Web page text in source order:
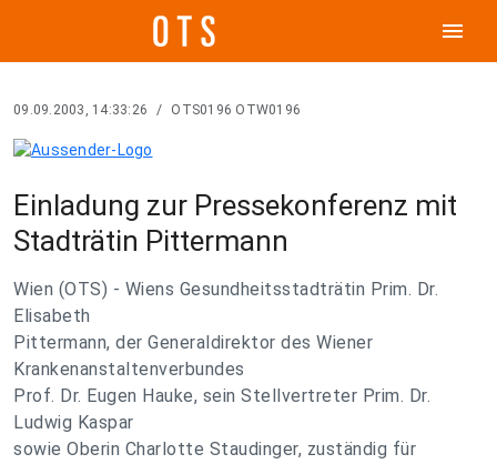
menu
09.09.2003, 14:33:26 / OTS0196 OTW0196
Einladung zur Pressekonferenz mit
Stadträtin Pittermann
Wien (OTS) - Wiens Gesundheitsstadträtin Prim. Dr.
Elisabeth
Pittermann, der Generaldirektor des Wiener
Krankenanstaltenverbundes
Prof. Dr. Eugen Hauke, sein Stellvertreter Prim. Dr.
Ludwig Kaspar
sowie Oberin Charlotte Staudinger, zuständig für